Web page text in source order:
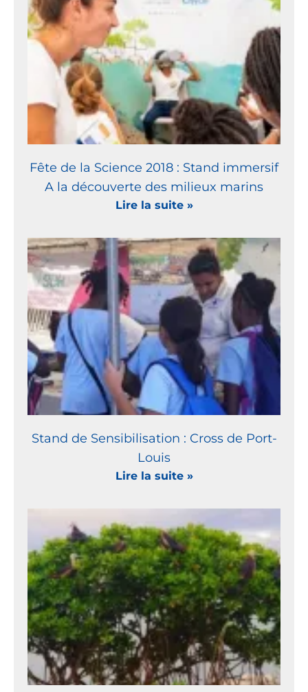
Fête de la Science 2018 : Stand immersif
A la découverte des milieux marins
Lire la suite »
Stand de Sensibilisation : Cross de Port-
Louis
Lire la suite »